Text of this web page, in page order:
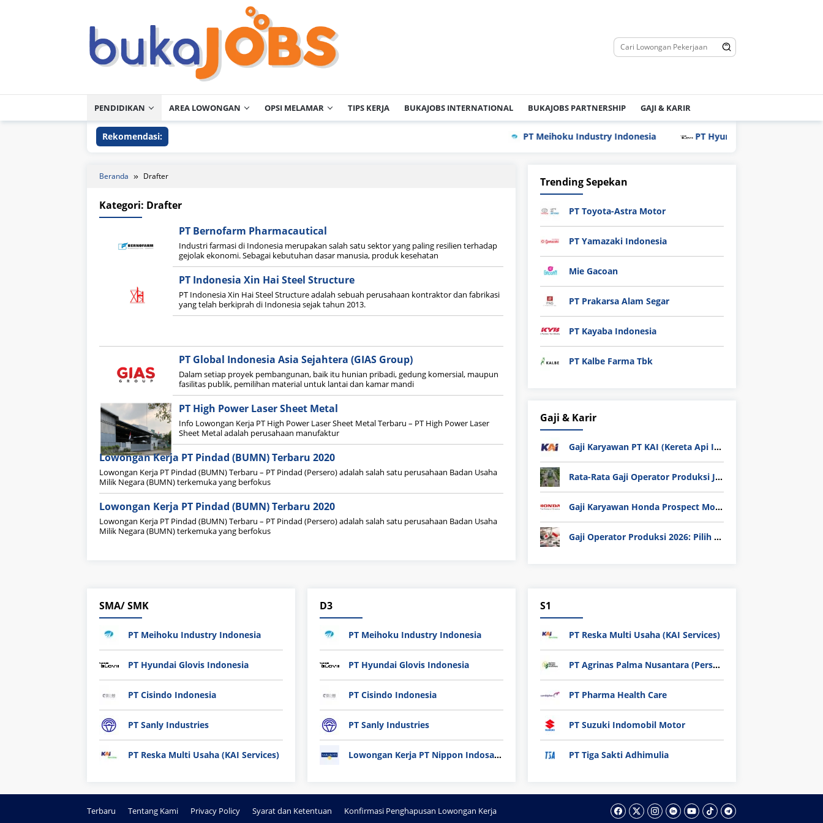
PENDIDIKAN AREA LOWONGAN OPSI MELAMAR TIPS KERJA BUKAJOBS INTERNATIONAL BUKAJOBS PARTNERSHIP GAJI & KARIR
Rekomendasi: PT Meihoku Industry Indonesia PT Hyundai Glovis Indonesia
Beranda Drafter
Kategori: Drafter
PT Bernofarm Pharmacautical
Industri farmasi di Indonesia merupakan salah satu sektor yang paling resilien terhadap
gejolak ekonomi. Sebagai kebutuhan dasar manusia, produk kesehatan
PT Indonesia Xin Hai Steel Structure
PT Indonesia Xin Hai Steel Structure adalah sebuah perusahaan kontraktor dan fabrikasi
yang telah berkiprah di Indonesia sejak tahun 2013.
PT Global Indonesia Asia Sejahtera (GIAS Group)
Dalam setiap proyek pembangunan, baik itu hunian pribadi, gedung komersial, maupun
fasilitas publik, pemilihan material untuk lantai dan kamar mandi
PT High Power Laser Sheet Metal
Info Lowongan Kerja PT High Power Laser Sheet Metal Terbaru – PT High Power Laser
Sheet Metal adalah perusahaan manufaktur
Lowongan Kerja PT Pindad (BUMN) Terbaru 2020
Lowongan Kerja PT Pindad (BUMN) Terbaru – PT Pindad (Persero) adalah salah satu perusahaan Badan Usaha
Milik Negara (BUMN) terkemuka yang berfokus
Lowongan Kerja PT Pindad (BUMN) Terbaru 2020
Lowongan Kerja PT Pindad (BUMN) Terbaru – PT Pindad (Persero) adalah salah satu perusahaan Badan Usaha
Milik Negara (BUMN) terkemuka yang berfokus
Trending Sepekan
PT Toyota-Astra Motor
PT Yamazaki Indonesia
Mie Gacoan
PT Prakarsa Alam Segar
PT Kayaba Indonesia
PT Kalbe Farma Tbk
Gaji & Karir
Gaji Karyawan PT KAI (Kereta Api Indonesia) Update 2025
Rata-Rata Gaji Operator Produksi Jabodetabek 2025: Bedah Tuntas UMK, Lemburan, dan Realita Hidup Buruh
Gaji Karyawan Honda Prospect Motor Semua Divisi
Gaji Operator Produksi 2026: Pilih PT Astra Honda Motor (AHM) atau Manufaktur di Jepang?
SMA/ SMK
PT Meihoku Industry Indonesia
PT Hyundai Glovis Indonesia
PT Cisindo Indonesia
PT Sanly Industries
PT Reska Multi Usaha (KAI Services)
D3
PT Meihoku Industry Indonesia
PT Hyundai Glovis Indonesia
PT Cisindo Indonesia
PT Sanly Industries
Lowongan Kerja PT Nippon Indosari Corpindo Tbk. Bulan Agustus 2026
S1
PT Reska Multi Usaha (KAI Services)
PT Agrinas Palma Nusantara (Persero)
PT Pharma Health Care
PT Suzuki Indomobil Motor
PT Tiga Sakti Adhimulia
Terbaru Tentang Kami Privacy Policy Syarat dan Ketentuan Konfirmasi Penghapusan Lowongan Kerja